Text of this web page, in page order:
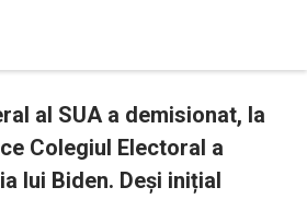
al SUA a demisionat, la
Colegiul Electoral a
lui Biden. Deși inițial